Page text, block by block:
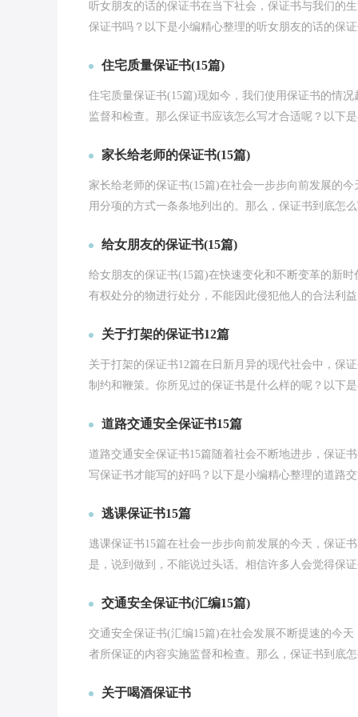
听女朋友的话的保证书在当下社会，保证书与我们的
保证书吗？以下是小编精心整理的听女朋友的话的保
住宅质量保证书(15篇)
住宅质量保证书(15篇)现如今，我们使用保证书的情
监督和检查。那么保证书应该怎么写才合适呢？以下
家长给老师的保证书(15篇)
家长给老师的保证书(15篇)在社会一步步向前发展的
用分项的方式一条条地列出的。那么，保证书到底怎
给女朋友的保证书(15篇)
给女朋友的保证书(15篇)在快速变化和不断变革的新
有权处分的物进行处分，不能因此侵犯他人的合法利
关于打架的保证书12篇
关于打架的保证书12篇在日新月异的现代社会中，保
制约和鞭策。你所见过的保证书是什么样的呢？以下
道路交通安全保证书15篇
道路交通安全保证书15篇随着社会不断地进步，保证
写保证书才能写的好吗？以下是小编精心整理的道路
逃课保证书15篇
逃课保证书15篇在社会一步步向前发展的今天，保证
是，说到做到，不能说过头话。相信许多人会觉得保
交通安全保证书(汇编15篇)
交通安全保证书(汇编15篇)在社会发展不断提速的今
者所保证的内容实施监督和检查。那么，保证书到底
关于喝酒保证书